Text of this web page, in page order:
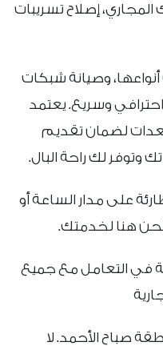
إصلاح تسريبات
وصيانة شبكات
وسريع. يعتمد
لضمان تقديم
وتوفر لك راحة البال.
على مدار الساعة أو
نحن هنا لخدمتك.
في التعامل مع جميع
صباح الأحمد. لا